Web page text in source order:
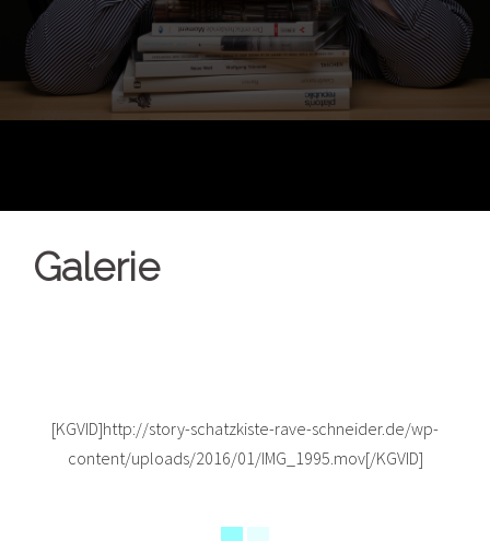
Galerie
[KGVID]http://story-schatzkiste-rave-schneider.de/wp-
content/uploads/2016/01/IMG_1995.mov[/KGVID]